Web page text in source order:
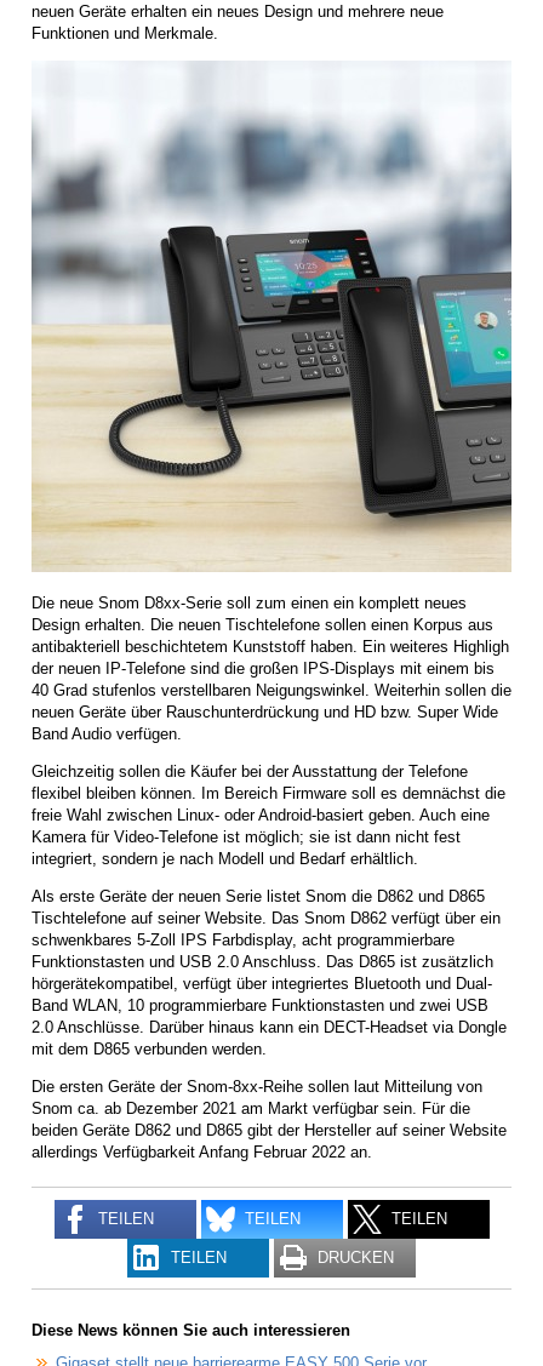
neuen Geräte erhalten ein neues Design und mehrere neue
Funktionen und Merkmale.
Die neue Snom D8xx-Serie soll zum einen ein komplett neues
Design erhalten. Die neuen Tischtelefone sollen einen Korpus aus
antibakteriell beschichtetem Kunststoff haben. Ein weiteres Highligh
der neuen IP-Telefone sind die großen IPS-Displays mit einem bis
40 Grad stufenlos verstellbaren Neigungswinkel. Weiterhin sollen die
neuen Geräte über Rauschunterdrückung und HD bzw. Super Wide
Band Audio verfügen.
Gleichzeitig sollen die Käufer bei der Ausstattung der Telefone
flexibel bleiben können. Im Bereich Firmware soll es demnächst die
freie Wahl zwischen Linux- oder Android-basiert geben. Auch eine
Kamera für Video-Telefone ist möglich; sie ist dann nicht fest
integriert, sondern je nach Modell und Bedarf erhältlich.
Als erste Geräte der neuen Serie listet Snom die D862 und D865
Tischtelefone auf seiner Website. Das Snom D862 verfügt über ein
schwenkbares 5-Zoll IPS Farbdisplay, acht programmierbare
Funktionstasten und USB 2.0 Anschluss. Das D865 ist zusätzlich
hörgerätekompatibel, verfügt über integriertes Bluetooth und Dual-
Band WLAN, 10 programmierbare Funktionstasten und zwei USB
2.0 Anschlüsse. Darüber hinaus kann ein DECT-Headset via Dongle
mit dem D865 verbunden werden.
Die ersten Geräte der Snom-8xx-Reihe sollen laut Mitteilung von
Snom ca. ab Dezember 2021 am Markt verfügbar sein. Für die
beiden Geräte D862 und D865 gibt der Hersteller auf seiner Website
allerdings Verfügbarkeit Anfang Februar 2022 an.
TEILEN TEILEN TEILEN
TEILEN DRUCKEN
Diese News können Sie auch interessieren